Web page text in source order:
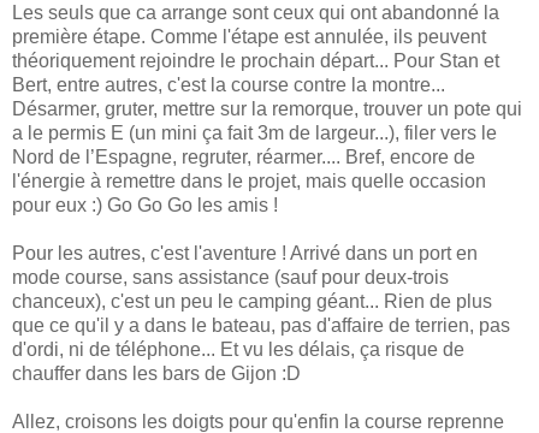
Les seuls que ca arrange sont ceux qui ont abandonné la
première étape. Comme l'étape est annulée, ils peuvent
théoriquement rejoindre le prochain départ... Pour Stan et
Bert, entre autres, c'est la course contre la montre...
Désarmer, gruter, mettre sur la remorque, trouver un pote qui
a le permis E (un mini ça fait 3m de largeur...), filer vers le
Nord de l’Espagne, regruter, réarmer.... Bref, encore de
l'énergie à remettre dans le projet, mais quelle occasion
pour eux :) Go Go Go les amis !
Pour les autres, c'est l'aventure ! Arrivé dans un port en
mode course, sans assistance (sauf pour deux-trois
chanceux), c'est un peu le camping géant... Rien de plus
que ce qu'il y a dans le bateau, pas d'affaire de terrien, pas
d'ordi, ni de téléphone... Et vu les délais, ça risque de
chauffer dans les bars de Gijon :D
Allez, croisons les doigts pour qu'enfin la course reprenne